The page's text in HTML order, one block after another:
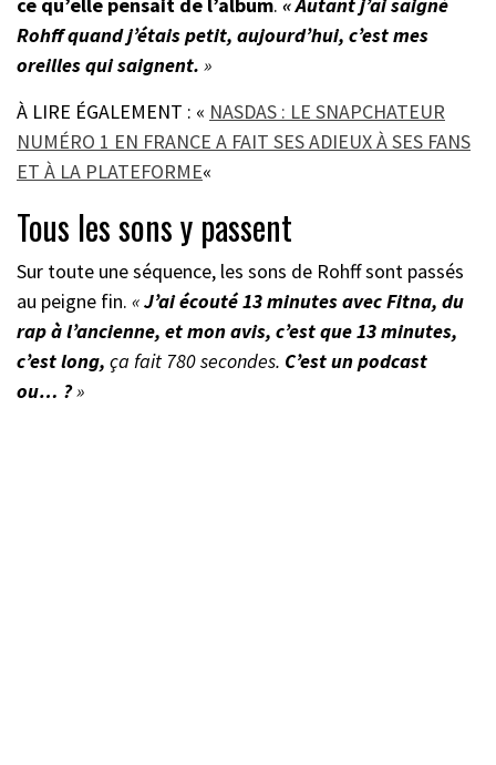
ce qu’elle pensait de l’album. « Autant j’ai saigné
Rohff quand j’étais petit, aujourd’hui, c’est mes
oreilles qui saignent. »
À LIRE ÉGALEMENT : « NASDAS : LE SNAPCHATEUR
NUMÉRO 1 EN FRANCE A FAIT SES ADIEUX À SES FANS
ET À LA PLATEFORME«
Tous les sons y passent
Sur toute une séquence, les sons de Rohff sont passés
au peigne fin. «J’ai écouté 13 minutes avec Fitna, du
rap à l’ancienne, et mon avis, c’est que 13 minutes,
c’est long, ça fait 780 secondes. C’est un podcast
ou… ?»